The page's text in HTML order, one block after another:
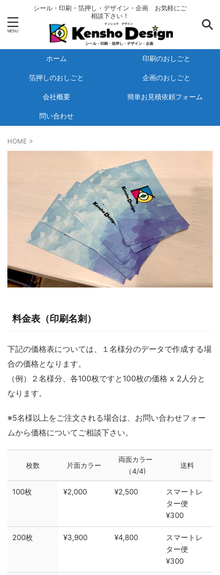
シール・印刷・箔押し・デザイン・企画 お気軽にご
相談下さい！
ホーム 印刷のおしごと
箔押しのおしごと 企画のおしごと
会社概要 簡単お見積依頼フォーム
問い合わせ
HOME >
料金表（印刷名刺）
下記の価格表については、１名様分のデータで作成する場
合の価格となります。
（例）２名様分、各100枚ですと100枚の価格 x 2人分と
なります。
※5名様以上をご注文される場合は、お問い合わせフォー
ムから価格についてご相談下さい。
枚数 片面カラー
両面カラー
（4/4)
送料
100枚 ¥2,000 ¥2,500
スマートレ
ター便
¥300
200枚 ¥3,900 ¥4,800
スマートレ
ター便
¥300